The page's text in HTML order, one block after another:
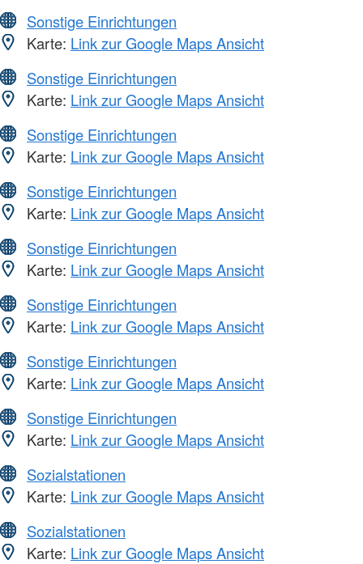
Sonstige Einrichtungen
Karte: Link zur Google Maps Ansicht
Sonstige Einrichtungen
Karte: Link zur Google Maps Ansicht
Sonstige Einrichtungen
Karte: Link zur Google Maps Ansicht
Sonstige Einrichtungen
Karte: Link zur Google Maps Ansicht
Sonstige Einrichtungen
Karte: Link zur Google Maps Ansicht
Sonstige Einrichtungen
Karte: Link zur Google Maps Ansicht
Sonstige Einrichtungen
Karte: Link zur Google Maps Ansicht
Sonstige Einrichtungen
Karte: Link zur Google Maps Ansicht
Sozialstationen
Karte: Link zur Google Maps Ansicht
Sozialstationen
Karte: Link zur Google Maps Ansicht